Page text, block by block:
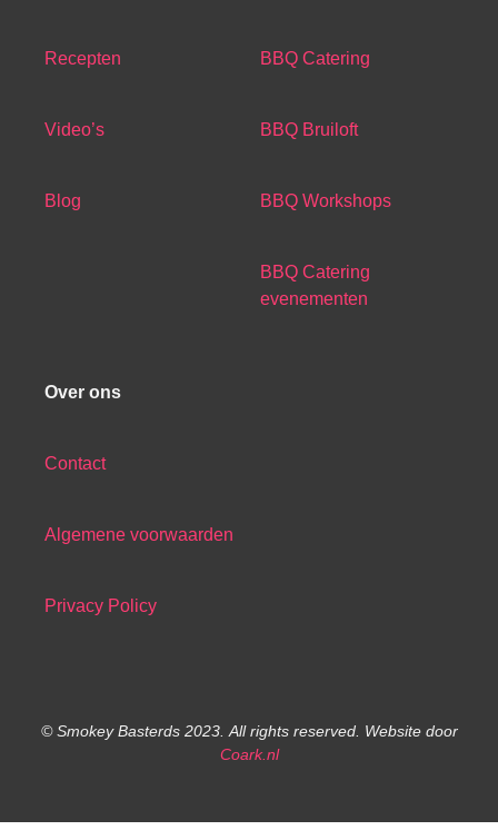
Recepten
Video’s
Blog
BBQ Catering
BBQ Bruiloft
BBQ Workshops
BBQ Catering
evenementen
Over ons
Contact
Algemene voorwaarden
Privacy Policy
© Smokey Basterds 2023. All rights reserved. Website door
Coark.nl